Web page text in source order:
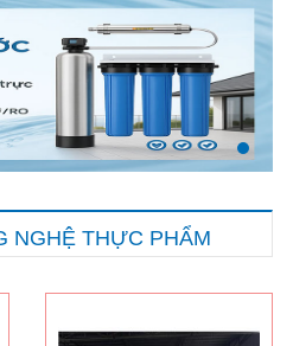
NGHỆ THỰC PHẨM